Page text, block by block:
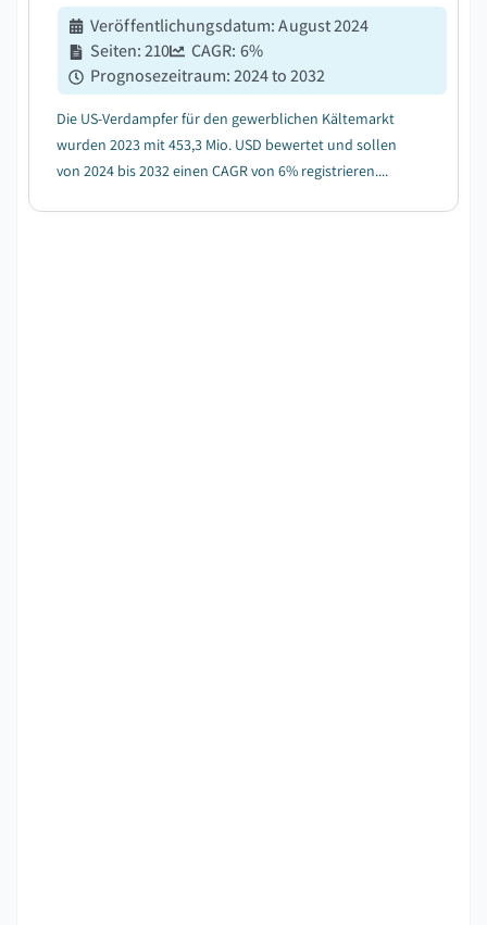
Veröffentlichungsdatum:August 2024
Seiten:210 CAGR: 6%
Prognosezeitraum:2024 to 2032
Die US-Verdampfer für den gewerblichen Kältemarkt
wurden 2023 mit 453,3 Mio. USD bewertet und sollen
von 2024 bis 2032 einen CAGR von 6% registrieren....